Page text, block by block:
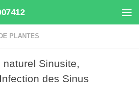
PLANTES
Sinusite,
des Sinus